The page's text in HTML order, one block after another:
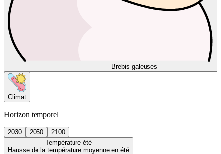
Brebis galeuses
Climat
Horizon temporel
2030 2050
2100
Température été
Hausse de la température moyenne en été